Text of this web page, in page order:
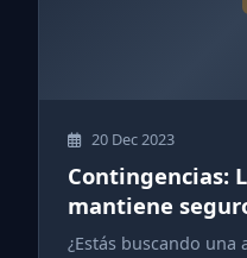
20 Dec 2023
Contingencias:
mantiene
¿Estás buscando